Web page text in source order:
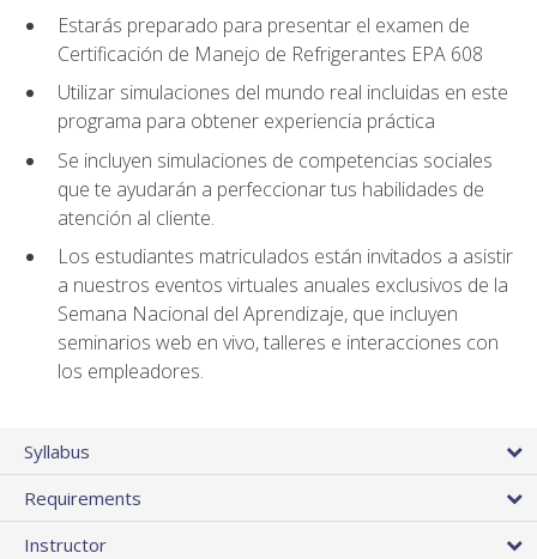
Estarás preparado para presentar el examen de
Certificación de Manejo de Refrigerantes EPA 608
Utilizar simulaciones del mundo real incluidas en este
programa para obtener experiencia práctica
Se incluyen simulaciones de competencias sociales
que te ayudarán a perfeccionar tus habilidades de
atención al cliente.
Los estudiantes matriculados están invitados a asistir
a nuestros eventos virtuales anuales exclusivos de la
Semana Nacional del Aprendizaje, que incluyen
seminarios web en vivo, talleres e interacciones con
los empleadores.
Syllabus
Requirements
Instructor